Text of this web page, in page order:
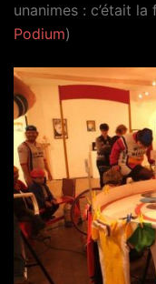
unanimes : c’était
Podium)